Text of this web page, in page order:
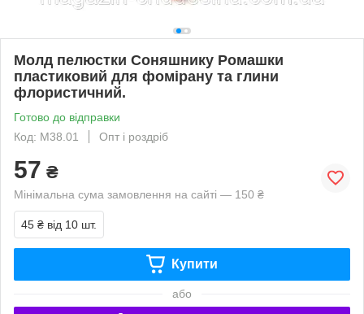
Молд пелюстки Соняшнику Ромашки
пластиковий для фомірану та глини
флористичний.
Готово до відправки
Код: М38.01
Опт і роздріб
57 ₴
Мінімальна сума замовлення на сайті — 150 ₴
45 ₴ від 10 шт.
Купити
або